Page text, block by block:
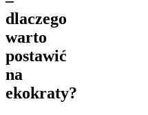
dlaczego
warto
postawić
na
ekokraty?